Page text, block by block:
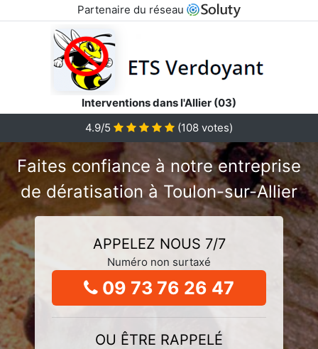
Partenaire du réseau
Interventions dans l'Allier (03)
4.9/5
(108 votes)
Faites confiance à notre entreprise
de dératisation à Toulon-sur-Allier
APPELEZ NOUS 7/7
Numéro non surtaxé
09 73 76 26 47
OU ÊTRE RAPPELÉ